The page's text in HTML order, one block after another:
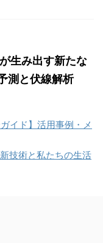
生み出す新たな
測と伏線解析
イド】活用事例・メ
技術と私たちの生活